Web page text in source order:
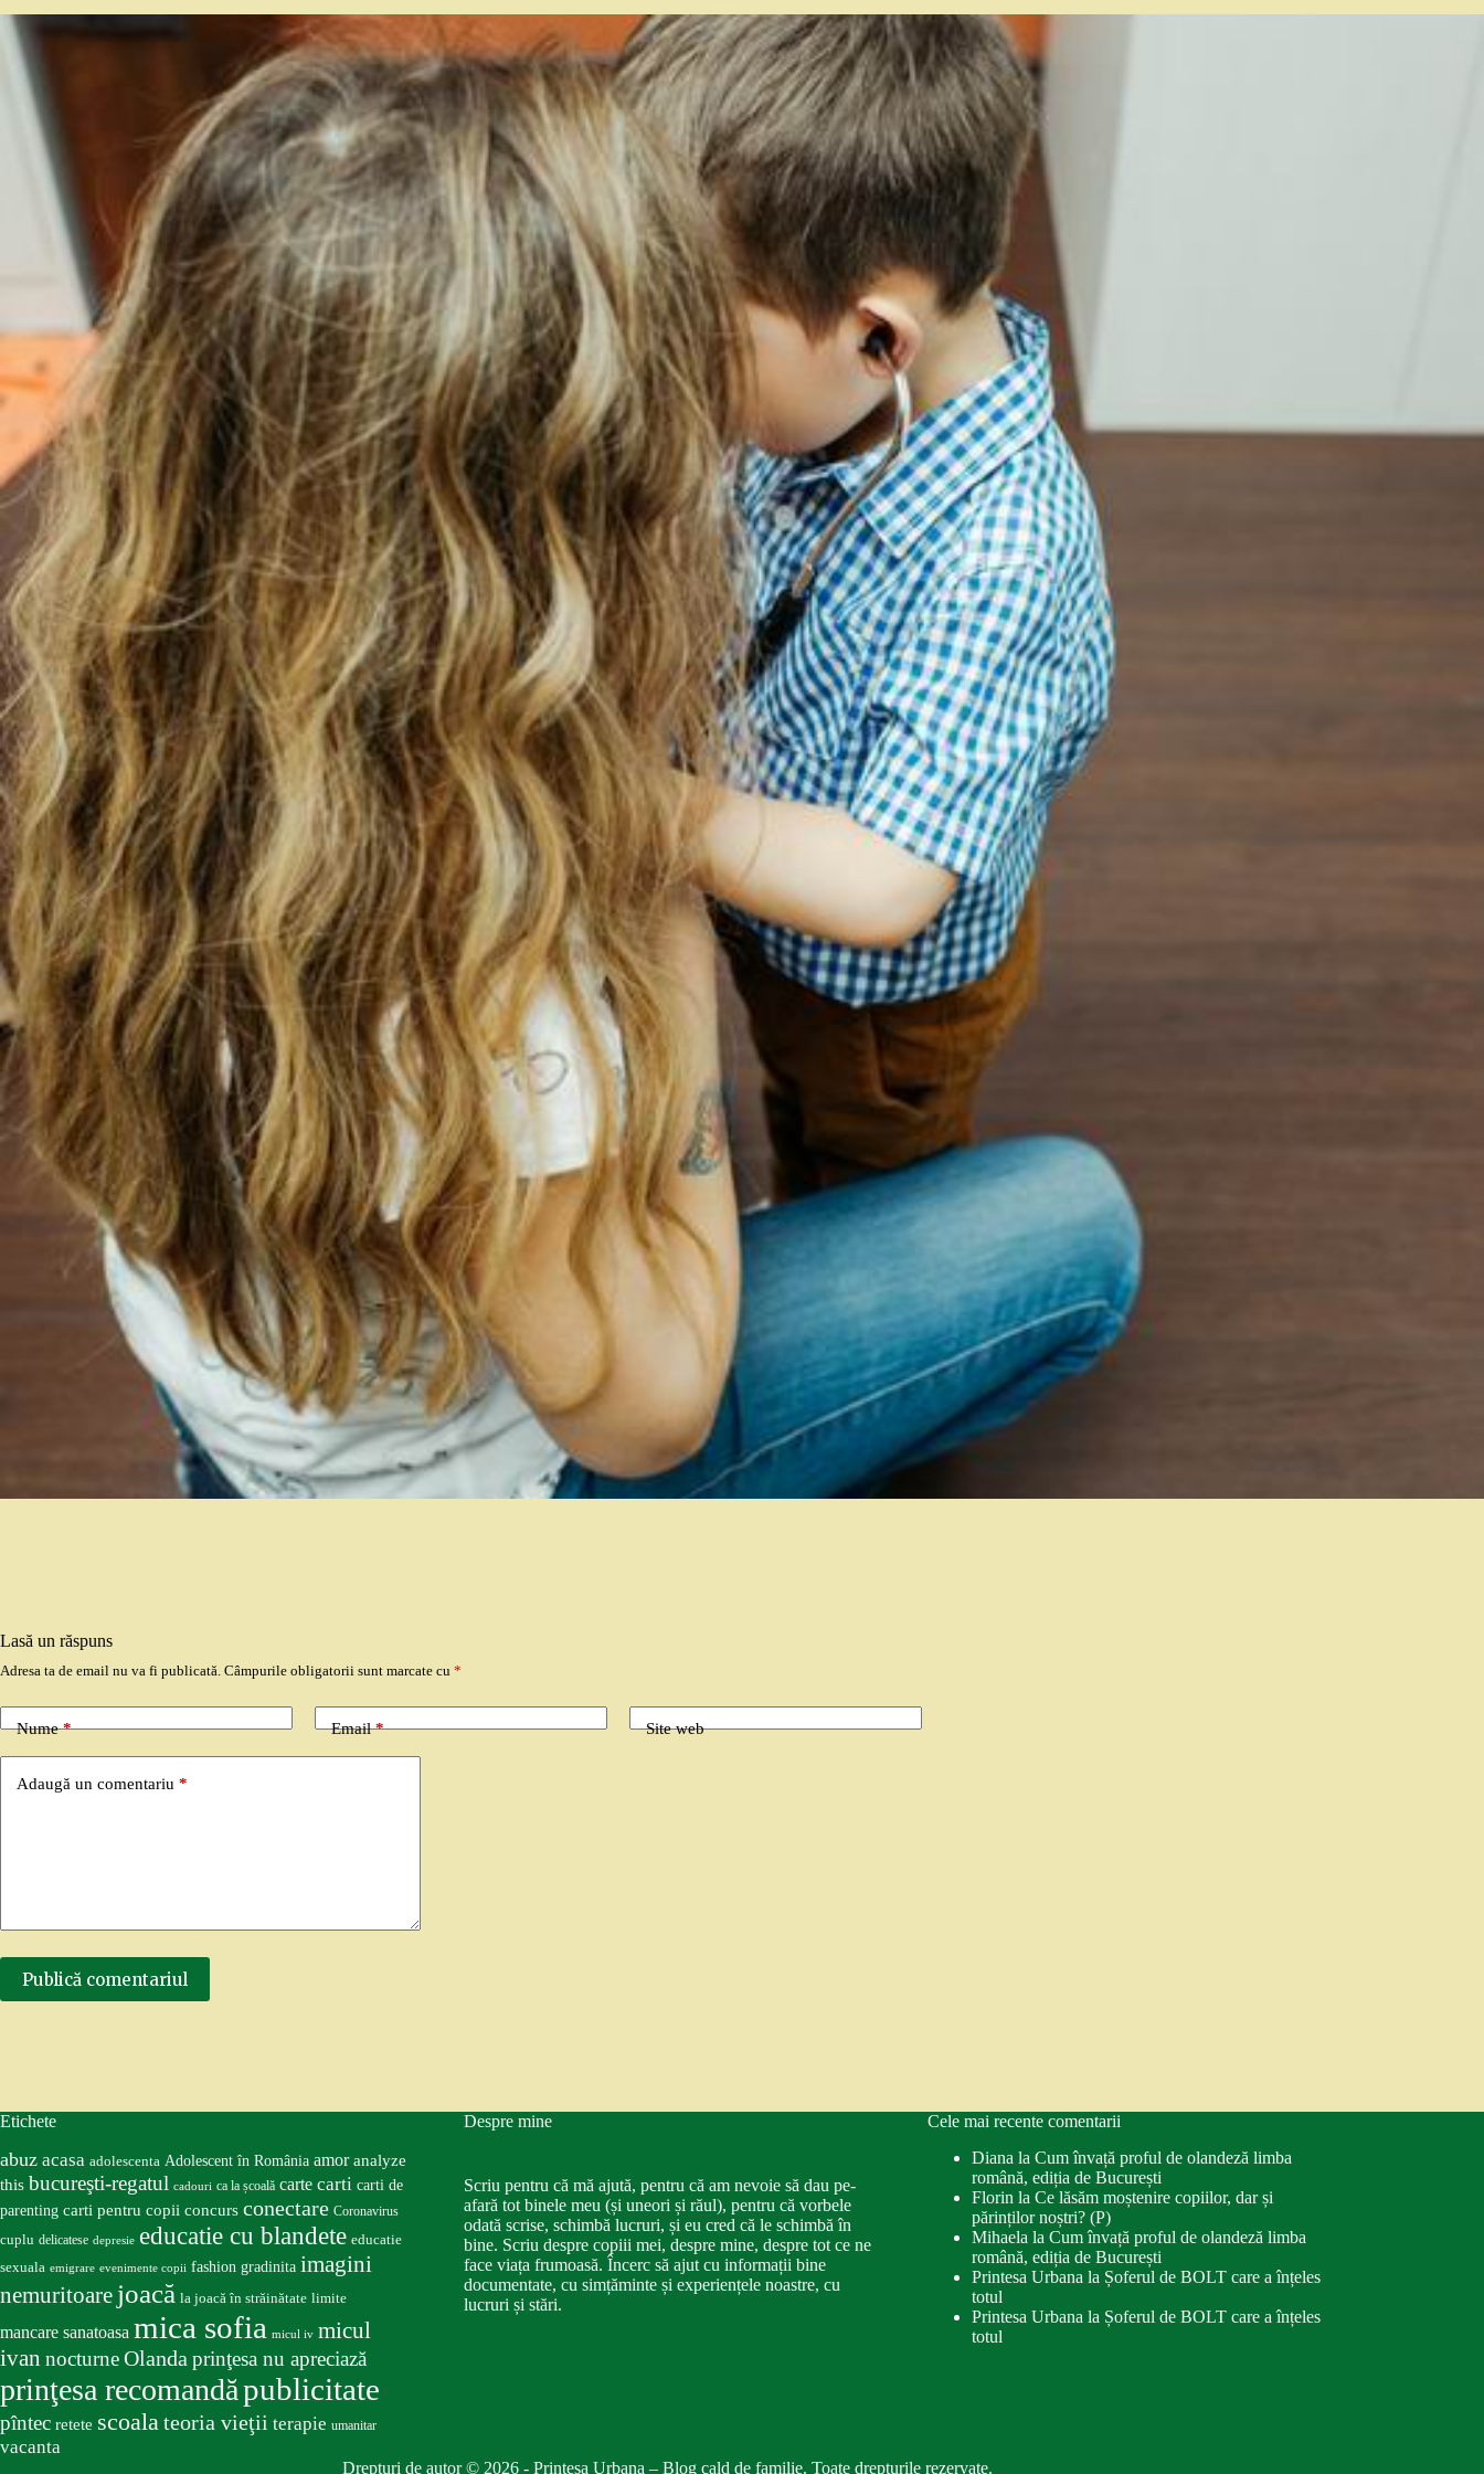
Lasă un răspuns
Adresa ta de email nu va fi publicată. Câmpurile obligatorii sunt marcate cu *
Nume* Email* Site web
Adaugă un comentariu *
Publică comentariul
Etichete
abuz acasa adolescenta Adolescent în România amor analyze
this bucureşti-regatul cadouri ca la școală carte carti carti de
parenting carti pentru copii concurs conectare Coronavirus
cuplu delicatese depresie educatie cu blandete educatie
sexuala emigrare evenimente copii fashion gradinita imagini
nemuritoare joacă la joacă în străinătate limite
mancare sanatoasa mica sofia micul iv micul
ivan nocturneOlanda prinţesa nu apreciază
prinţesa recomandăpublicitate
pîntec retete scoalateoria vieţii terapie umanitar
vacanta
Despre mine
Scriu pentru că mă ajută, pentru că am nevoie să dau pe-
afară tot binele meu (și uneori și răul), pentru că vorbele
odată scrise, schimbă lucruri, și eu cred că le schimbă în
bine. Scriu despre copiii mei, despre mine, despre tot ce ne
face viața frumoasă. Încerc să ajut cu informații bine
documentate, cu simțăminte și experiențele noastre, cu
lucruri și stări.
Cele mai recente comentarii
Diana la Cum învață proful de olandeză limba
română, ediția de București
Florin la Ce lăsăm moștenire copiilor, dar și
părinților noștri? (P)
Mihaela la Cum învață proful de olandeză limba
română, ediția de București
Printesa Urbana la Șoferul de BOLT care a înțeles
totul
Printesa Urbana la Șoferul de BOLT care a înțeles
totul
Drepturi de autor © 2026 - Printesa Urbana – Blog cald de familie. Toate drepturile rezervate.